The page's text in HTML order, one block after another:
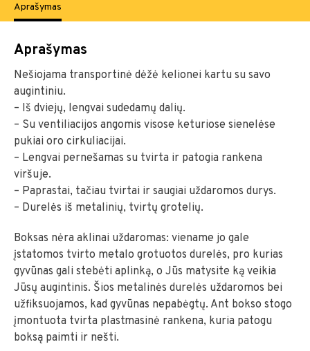
Aprašymas
Aprašymas
Nešiojama transportinė dėžė kelionei kartu su savo
augintiniu.
– Iš dviejų, lengvai sudedamų dalių.
– Su ventiliacijos angomis visose keturiose sienelėse
pukiai oro cirkuliacijai.
– Lengvai pernešamas su tvirta ir patogia rankena
viršuje.
– Paprastai, tačiau tvirtai ir saugiai uždaromos durys.
– Durelės iš metalinių, tvirtų grotelių.
Boksas nėra aklinai uždaromas: viename jo gale
įstatomos tvirto metalo grotuotos durelės, pro kurias
gyvūnas gali stebėti aplinką, o Jūs matysite ką veikia
Jūsų augintinis. Šios metalinės durelės uždaromos bei
užfiksuojamos, kad gyvūnas nepabėgtų. Ant bokso stogo
įmontuota tvirta plastmasinė rankena, kuria patogu
boksą paimti ir nešti.